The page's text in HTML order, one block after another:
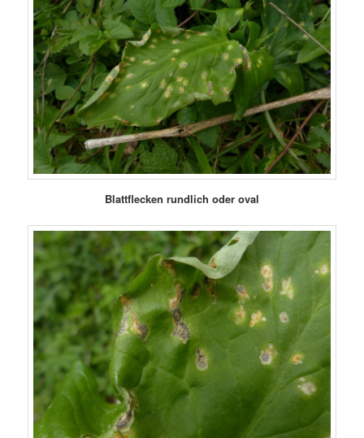
Blattflecken rundlich oder oval